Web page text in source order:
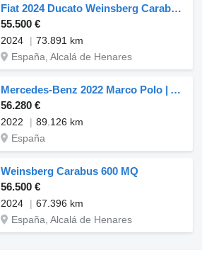
Fiat 2024 Ducato Weinsberg Carabus | Manual | Techo elevable
55.500 €
2024
73.891 km
España, Alcalá de Henares
Mercedes-Benz 2022 Marco Polo | Automático | Techo elevable
56.280 €
2022
89.126 km
España
Weinsberg Carabus 600 MQ
56.500 €
2024
67.396 km
España, Alcalá de Henares